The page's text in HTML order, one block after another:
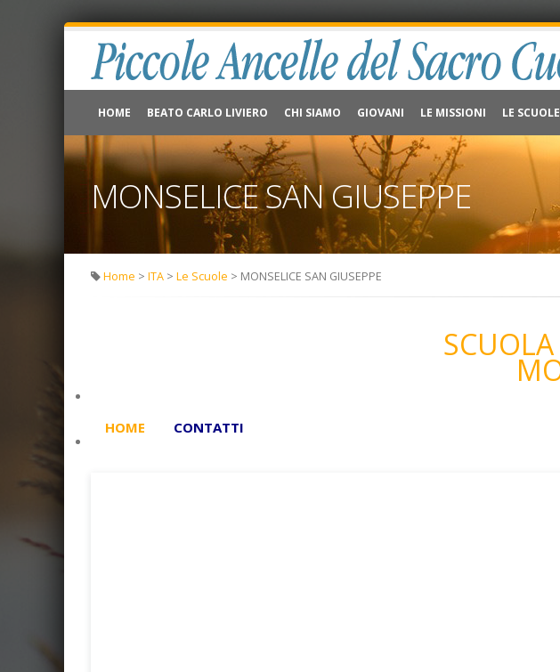
HOME BEATO CARLO LIVIERO CHI SIAMO GIOVANI LE MISSIONI LE SCUOLE
MONSELICE SAN GIUSEPPE
Home > ITA > Le Scuole > MONSELICE SAN GIUSEPPE
HOME CONTATTI